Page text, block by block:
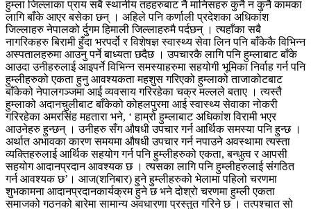
हुम्ला जिल्लाका प्राय सबै स्थानीय तहहरुबाट नै मानिसहरु कुनै न कुनै कामका
लागि बाँके आएर बसेका छन् । अहिले पनि कर्णाली प्रदेशका अधिकांश
जिल्लाहरु नेपालको र्दुगम हिमाली जिल्लाहरुमै पर्दछन् । त्यहाँका सबै
नागरिकहरु बिरामी हुँदा भरपर्दो र विशेषज्ञ स्वास्थ्य सेवा लिन पनि बाँकेकै विभिन्न
अस्पतालहरुमा आउनु पर्ने बाध्यता छदैछ । उपचारकै लागि पनि हुम्लाबाट बाँके
आउदा उनीहरुलाई आइपर्ने विभिन्न समस्याहरुमा सहयोगी भूमिका निर्वाह गर्न पनि
हुम्लीहरुको एकता हुनु आवश्यकता महशुस गरिएको हुम्लाको ताजाकोटबाट
बाँकेको नेपालगञ्जमा आई व्यवसाय गरिरहेका चक्र मल्लले बताए । त्यस्तै
हुम्लाको अदानचुलीबाट बाँकेको कोहलपुरमा आई स्वास्थ्य सेवाका नोकरी
गरिरहेका अमरसिंह महतारा भने, ‘ हाम्रो हुम्लाबाट अधिकांश विरामी भएर
आउनेहरु हुन्छन् । उनीहरु सँग औषधी उपचार गर्न आर्थिक समस्या पनि हुन्छ ।
अर्थात अभावका कारण समयमा औषधी उपचार गर्न नपाउने अवस्थामा त्यस्ता
व्यक्तिहरुलाई आर्थिक सहयोग गर्न पनि हुम्लीहरुको एकता, बन्धुत्व र आपसी
सहयोग आदानप्रदान आवश्यक छ । त्यसका लागि पनि हुम्लीहरुलाई संगठित
गर्न आवश्यक छ’। आज(शनिबार) हुने हुम्लीहरुको भेलामा पहिलो चरणमा
शुभकामना आदानप्रदानकार्यक्रम हुने छ भने दोश्रो चरणमा हुम्ली एकता
समाजको गठनको बारेमा सामान्य अवधारणा प्रस्तुत गरिने छ । तत्पश्चात सो